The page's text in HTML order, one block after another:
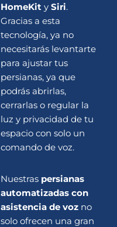
HomeKity Siri.
Gracias a esta
tecnología, ya no
necesitarás levantarte
para ajustar tus
persianas, ya que
podrás abrirlas,
cerrarlas o regular la
luz y privacidad de tu
espacio con solo un
comando de voz.
Nuestras persianas
automatizadas con
asistencia de vozno
solo ofrecen una gran